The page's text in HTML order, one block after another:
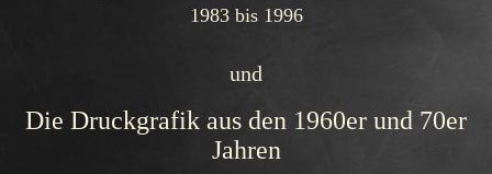
1983 bis 1996
und
Die Druckgrafik aus den 1960er und 70er
Jahren